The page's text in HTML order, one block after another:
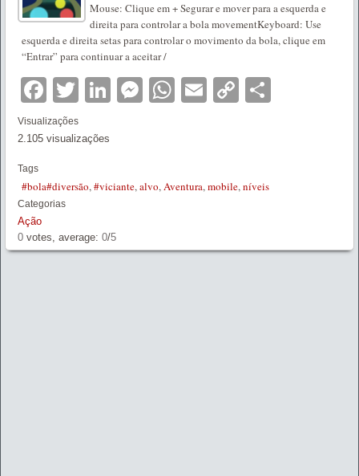
Mouse: Clique em + Segurar e mover para a esquerda e
direita para controlar a bola movementKeyboard: Use
esquerda e direita setas para controlar o movimento da bola, clique em
“Entrar” para continuar a aceitar /
Facebook
TwitterLinkedIn
Messenger
WhatsApp
EmailCopy
Visualizações
2.105 visualizações
Tags
#bola#diversão,#viciante,alvo,Aventura,mobile,níveis
Categorias
Ação
0 votes, average: 0/5